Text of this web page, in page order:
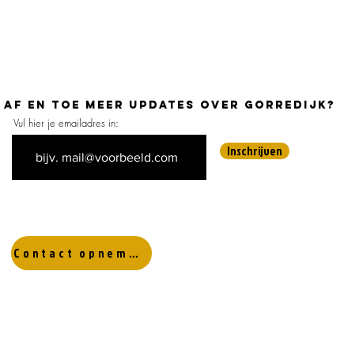
Af en toe meer updates over Gorredijk?
Vul hier je emailadres in:
Inschrijven
Contact opnemen